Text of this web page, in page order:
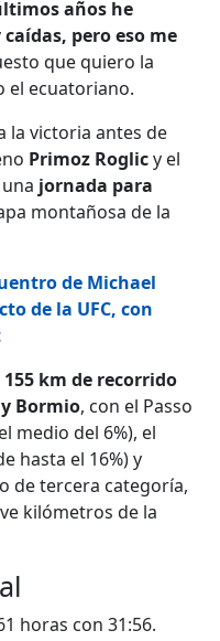
años he
pero eso me
que quiero la
el ecuatoriano.
la victoria antes de
Primoz Roglicy el
jornada para
montañosa de la
de Michael
de la UFC, con
155 km de recorrido
Bormio, con el Passo
medio del 6%), el
hasta el 16%) y
de tercera categoría,
kilómetros de la
horas con 31:56.